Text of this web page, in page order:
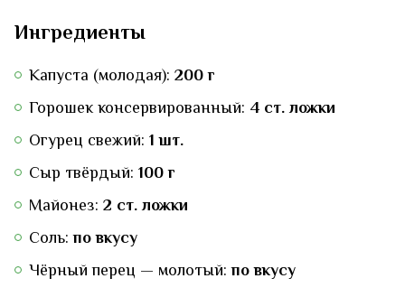
Ингредиенты
Капуста (молодая): 200 г
Горошек консервированный: 4 ст. ложки
Огурец свежий: 1 шт.
Сыр твёрдый: 100 г
Майонез: 2 ст. ложки
Соль:по вкусу
Чёрный перец — молотый:по вкусу